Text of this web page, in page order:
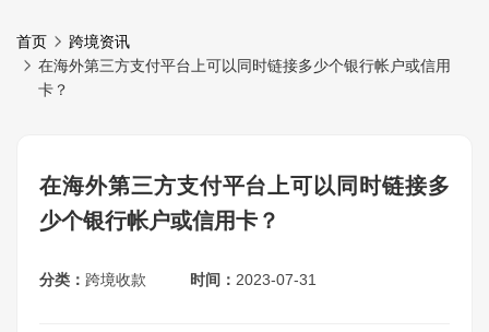
首页
跨境资讯
在海外第三方支付平台上可以同时链接多少个银行帐户或信用
卡？
在海外第三方支付平台上可以同时链接多
少个银行帐户或信用卡？
分类： 跨境收款 时间： 2023-07-31